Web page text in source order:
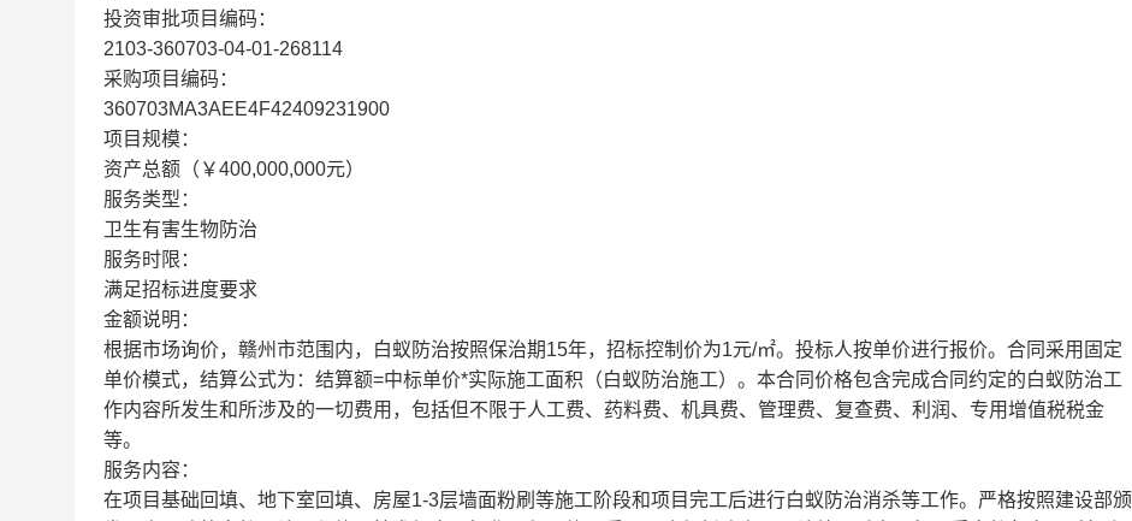
投资审批项目编码：
2103-360703-04-01-268114
采购项目编码：
360703MA3AEE4F42409231900
项目规模：
资产总额（￥400,000,000元）
服务类型：
卫生有害生物防治
服务时限：
满足招标进度要求
金额说明：
根据市场询价，赣州市范围内，白蚁防治按照保治期15年，招标控制价为1元/㎡。投标人按单价进行报价。合同采用固定
单价模式，结算公式为：结算额=中标单价*实际施工面积（白蚁防治施工）。本合同价格包含完成合同约定的白蚁防治工
作内容所发生和所涉及的一切费用，包括但不限于人工费、药料费、机具费、管理费、复查费、利润、专用增值税税金
等。
服务内容：
在项目基础回填、地下室回填、房屋1-3层墙面粉刷等施工阶段和项目完工后进行白蚁防治消杀等工作。严格按照建设部颁